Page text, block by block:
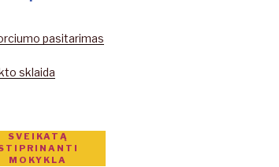
pasitarimas
sklaida
SVEIKATĄ
MOKYKLA